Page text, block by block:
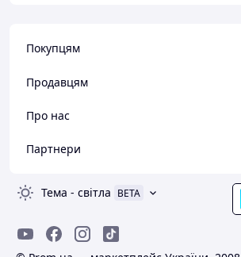
Покупцям
Продавцям
Про нас
Партнери
Тема - світла BETA